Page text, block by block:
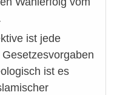
ist jede
ist es